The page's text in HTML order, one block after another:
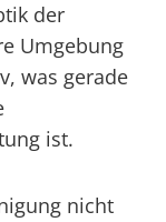
der
Umgebung
was gerade
ist.
nicht